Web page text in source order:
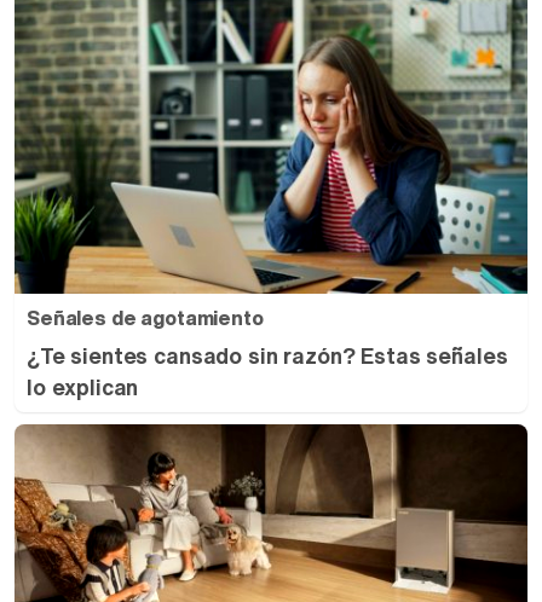
Señales de agotamiento
¿Te sientes cansado sin razón? Estas señales
lo explican